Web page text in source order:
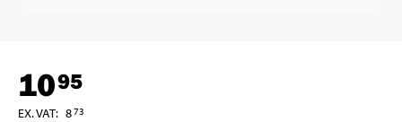
1095
EX. VAT: 873